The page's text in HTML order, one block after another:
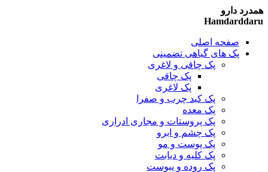
همدرد دارو
Hamdarddaru
صفحه اصلی
پک های گیاهی تضمینی
پک چاقی و لاغری
پک چاقی
پک لاغری
پک کبد چرب و صفرا
پک معده
پک پروستات و مجاری ادراری
پک چشم و ابرو
پک پوست و مو
پک کلیه و دیابت
پک روده و یبوست